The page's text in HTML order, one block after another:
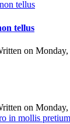
tellus
on
on